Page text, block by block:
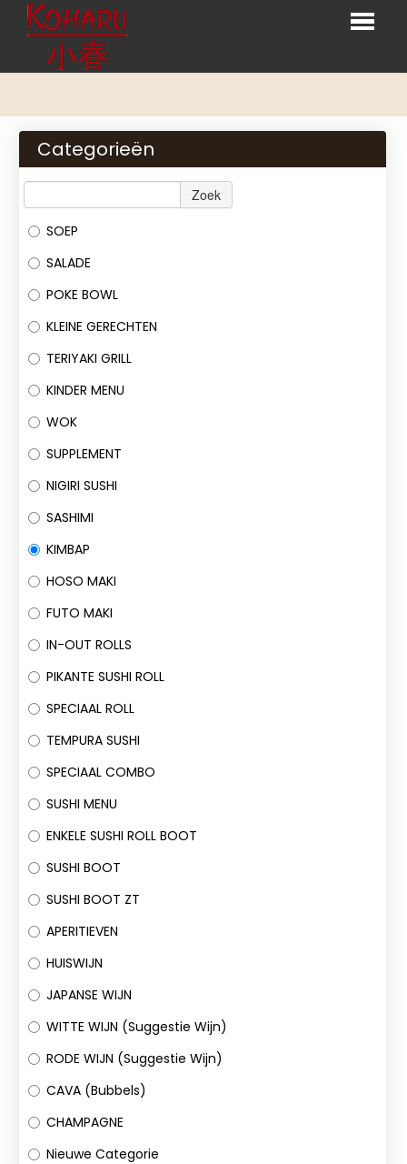
BESTELLEN
MENU
RESERVATIES
CONTACT
Categorieën
Zoek
SOEP
SALADE
POKE BOWL
KLEINE GERECHTEN
TERIYAKI GRILL
KINDER MENU
WOK
SUPPLEMENT
NIGIRI SUSHI
SASHIMI
KIMBAP
HOSO MAKI
FUTO MAKI
IN-OUT ROLLS
PIKANTE SUSHI ROLL
SPECIAAL ROLL
TEMPURA SUSHI
SPECIAAL COMBO
SUSHI MENU
ENKELE SUSHI ROLL BOOT
SUSHI BOOT
SUSHI BOOT ZT
APERITIEVEN
HUISWIJN
JAPANSE WIJN
WITTE WIJN (Suggestie Wijn)
RODE WIJN (Suggestie Wijn)
CAVA (Bubbels)
CHAMPAGNE
Nieuwe Categorie